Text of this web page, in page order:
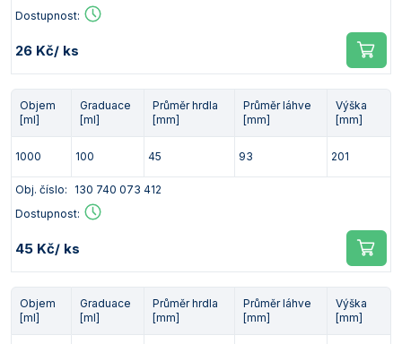
Dostupnost:
26 Kč/ ks
Objem
[ml]
Graduace
[ml]
Průměr hrdla
[mm]
Průměr láhve
[mm]
Výška
[mm]
1000 100 45 93 201
Obj. číslo:
130 740 073 412
Dostupnost:
45 Kč/ ks
Objem
[ml]
Graduace
[ml]
Průměr hrdla
[mm]
Průměr láhve
[mm]
Výška
[mm]